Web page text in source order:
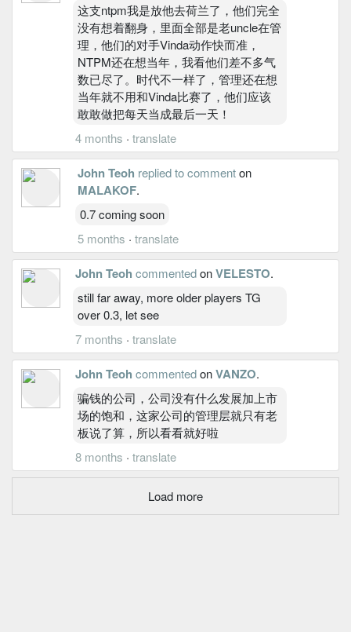
这支ntpm我是放他去荷兰了，他们完全
没有想着翻身，里面全部是老uncle在管
理，他们的对手Vinda动作快而准，
NTPM还在想当年，我看他们差不多气
数已尽了。时代不一样了，管理还在想
当年就不用和Vinda比赛了，他们应该
敢敢做把每天当成最后一天！
4 months · translate
John Teoh replied to commenton
MALAKOF.
0.7 coming soon
5 months · translate
John Teoh commentedonVELESTO.
still far away, more older players TG
over 0.3, let see
7 months · translate
John Teoh commentedonVANZO.
骗钱的公司，公司没有什么发展加上市
场的饱和，这家公司的管理层就只有老
板说了算，所以看看就好啦
8 months · translate
Load more